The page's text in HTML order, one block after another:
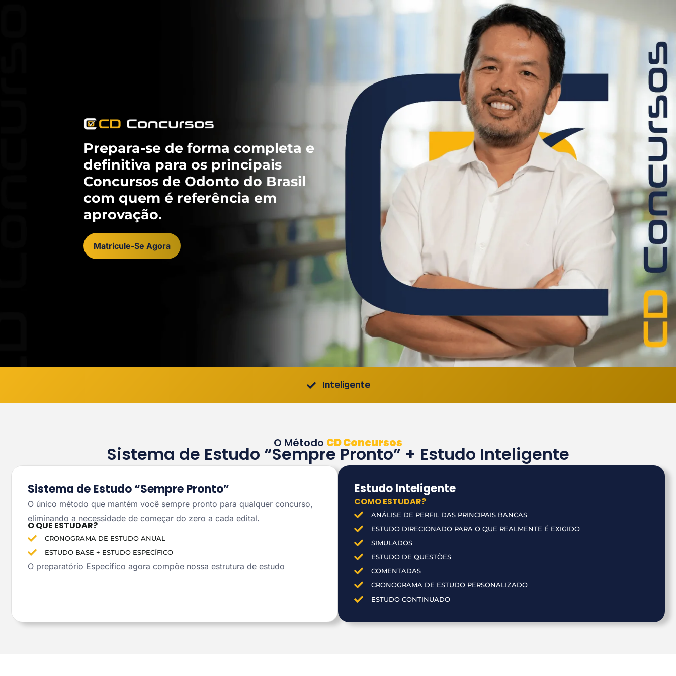
Prepara-se de forma completa e
definitiva para os principais
Concursos de Odonto do Brasil
com quem é referência em
aprovação.
Matricule-Se Agora
Inteligente
O Método CD Concursos
Sistema de Estudo “Sempre Pronto” + Estudo Inteligente
Sistema de Estudo “Sempre Pronto”
O único método que mantém você sempre pronto para qualquer concurso,
eliminando a necessidade de começar do zero a cada edital.
O QUE ESTUDAR?
CRONOGRAMA DE ESTUDO ANUAL
ESTUDO BASE + ESTUDO ESPECÍFICO
O preparatório Específico agora compõe nossa estrutura de estudo
Estudo Inteligente
COMO ESTUDAR?
ANÁLISE DE PERFIL DAS PRINCIPAIS BANCAS
ESTUDO DIRECIONADO PARA O QUE REALMENTE É EXIGIDO
SIMULADOS
ESTUDO DE QUESTÕES
COMENTADAS
CRONOGRAMA DE ESTUDO PERSONALIZADO
ESTUDO CONTINUADO